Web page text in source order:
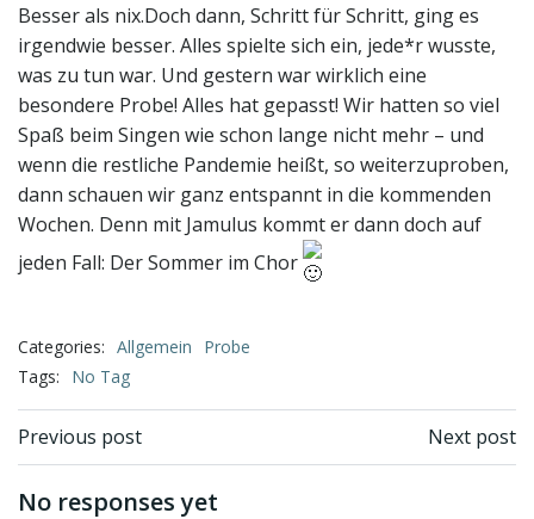
Besser als nix.Doch dann, Schritt für Schritt, ging es
irgendwie besser. Alles spielte sich ein, jede*r wusste,
was zu tun war. Und gestern war wirklich eine
besondere Probe! Alles hat gepasst! Wir hatten so viel
Spaß beim Singen wie schon lange nicht mehr – und
wenn die restliche Pandemie heißt, so weiterzuproben,
dann schauen wir ganz entspannt in die kommenden
Wochen. Denn mit Jamulus kommt er dann doch auf
jeden Fall: Der Sommer im Chor
Categories: Allgemein
Probe
Tags:
No Tag
Beitragsnavigation
Previous post Next post
No responses yet